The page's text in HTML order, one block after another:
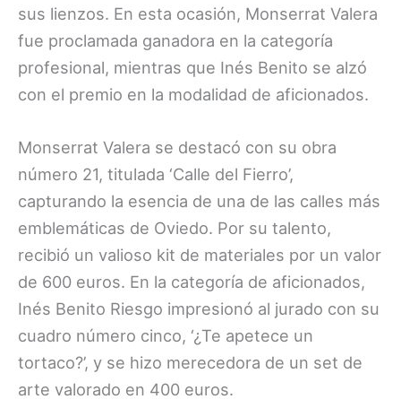
sus lienzos. En esta ocasión, Monserrat Valera
fue proclamada ganadora en la categoría
profesional, mientras que Inés Benito se alzó
con el premio en la modalidad de aficionados.
Monserrat Valera se destacó con su obra
número 21, titulada ‘Calle del Fierro’,
capturando la esencia de una de las calles más
emblemáticas de Oviedo. Por su talento,
recibió un valioso kit de materiales por un valor
de 600 euros. En la categoría de aficionados,
Inés Benito Riesgo impresionó al jurado con su
cuadro número cinco, ‘¿Te apetece un
tortaco?’, y se hizo merecedora de un set de
arte valorado en 400 euros.